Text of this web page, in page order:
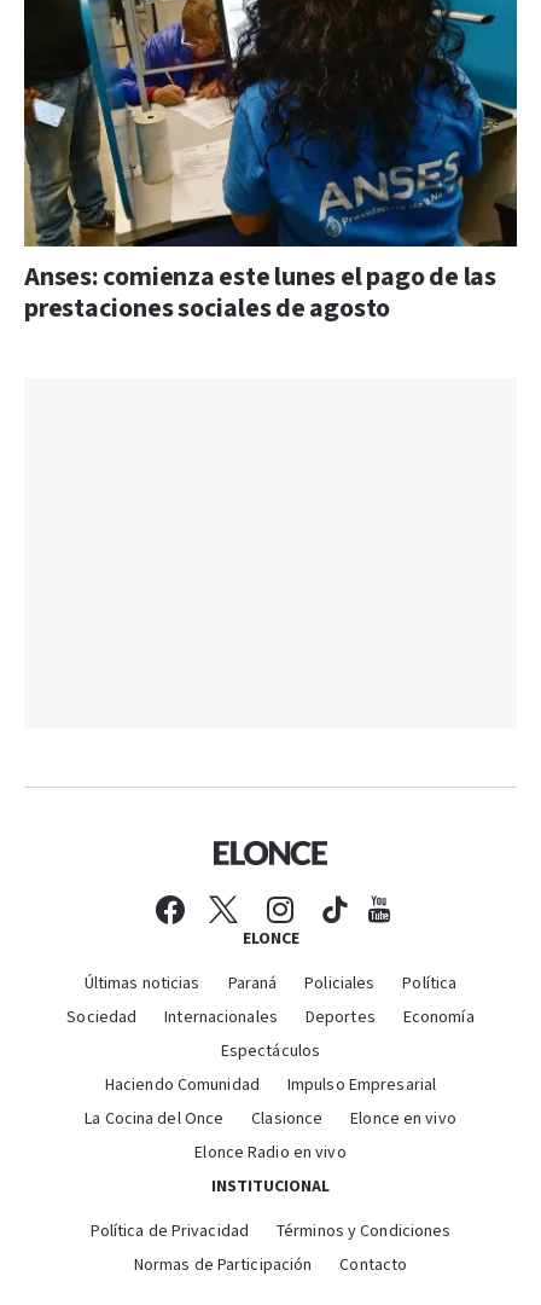
Anses: comienza este lunes el pago de las
prestaciones sociales de agosto
ELONCE
Últimas noticias Paraná Policiales
Política
Sociedad
Internacionales Deportes
Economía
Espectáculos
Haciendo Comunidad
Impulso Empresarial
La Cocina del Once
Clasionce
Elonce en vivo
Elonce Radio en vivo
INSTITUCIONAL
Política de Privacidad
Términos y Condiciones
Normas de Participación
Contacto